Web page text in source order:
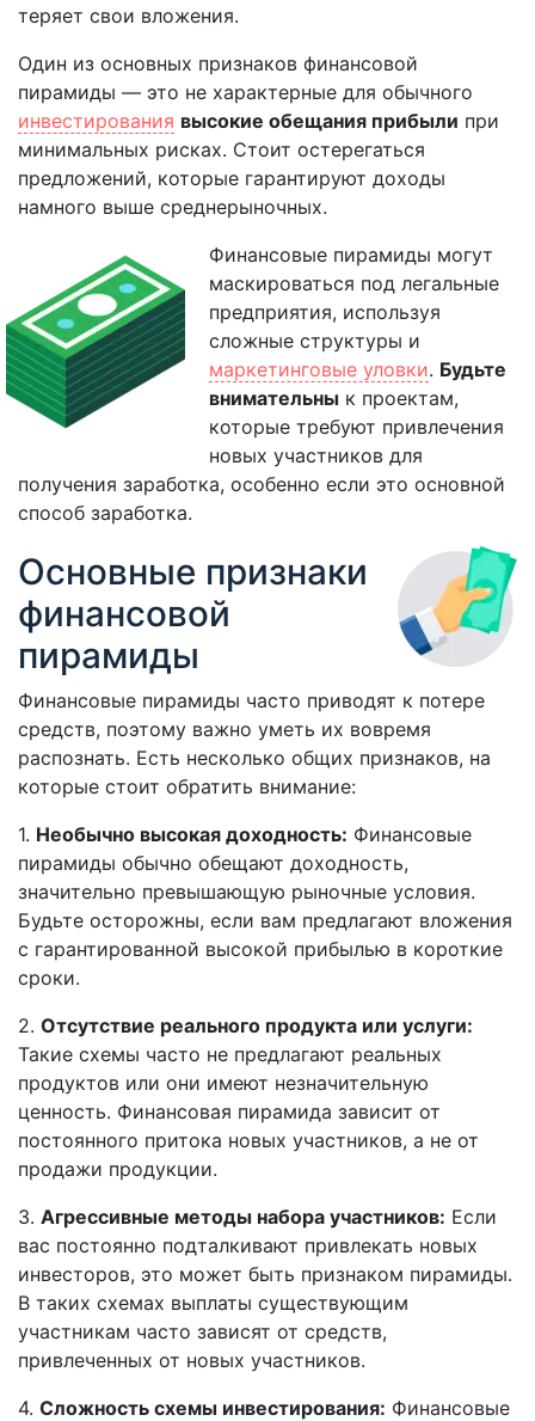
теряет свои вложения.
Один из основных признаков финансовой
пирамиды — это не характерные для обычного
инвестирования высокие обещания прибыли при
минимальных рисках. Стоит остерегаться
предложений, которые гарантируют доходы
намного выше среднерыночных.
Финансовые пирамиды могут
маскироваться под легальные
предприятия, используя
сложные структуры и
маркетинговые уловки. Будьте
внимательны к проектам,
которые требуют привлечения
новых участников для
получения заработка, особенно если это основной
способ заработка.
Основные признаки
финансовой
пирамиды
Финансовые пирамиды часто приводят к потере
средств, поэтому важно уметь их вовремя
распознать. Есть несколько общих признаков, на
которые стоит обратить внимание:
1. Необычно высокая доходность: Финансовые
пирамиды обычно обещают доходность,
значительно превышающую рыночные условия.
Будьте осторожны, если вам предлагают вложения
с гарантированной высокой прибылью в короткие
сроки.
2. Отсутствие реального продукта или услуги:
Такие схемы часто не предлагают реальных
продуктов или они имеют незначительную
ценность. Финансовая пирамида зависит от
постоянного притока новых участников, а не от
продажи продукции.
3. Агрессивные методы набора участников: Если
вас постоянно подталкивают привлекать новых
инвесторов, это может быть признаком пирамиды.
В таких схемах выплаты существующим
участникам часто зависят от средств,
привлеченных от новых участников.
4. Сложность схемы инвестирования: Финансовые